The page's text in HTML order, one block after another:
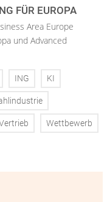
FÜR EUROPA
Area Europe
und Advanced
ING KI
Wettbewerb